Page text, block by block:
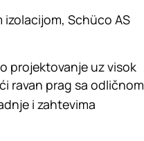
Schüco AS
projektovanje uz visok
ravan prag sa odličnom
i zahtevima